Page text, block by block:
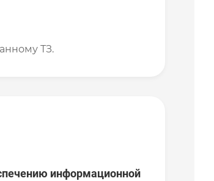
ТЗ.
информационной